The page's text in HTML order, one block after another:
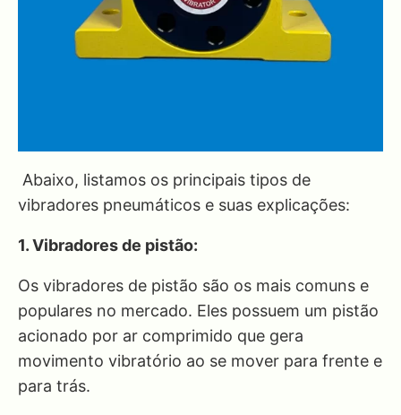
Abaixo, listamos os principais tipos de
vibradores pneumáticos e suas explicações:
1. Vibradores de pistão:
Os vibradores de pistão são os mais comuns e
populares no mercado. Eles possuem um pistão
acionado por ar comprimido que gera
movimento vibratório ao se mover para frente e
para trás.